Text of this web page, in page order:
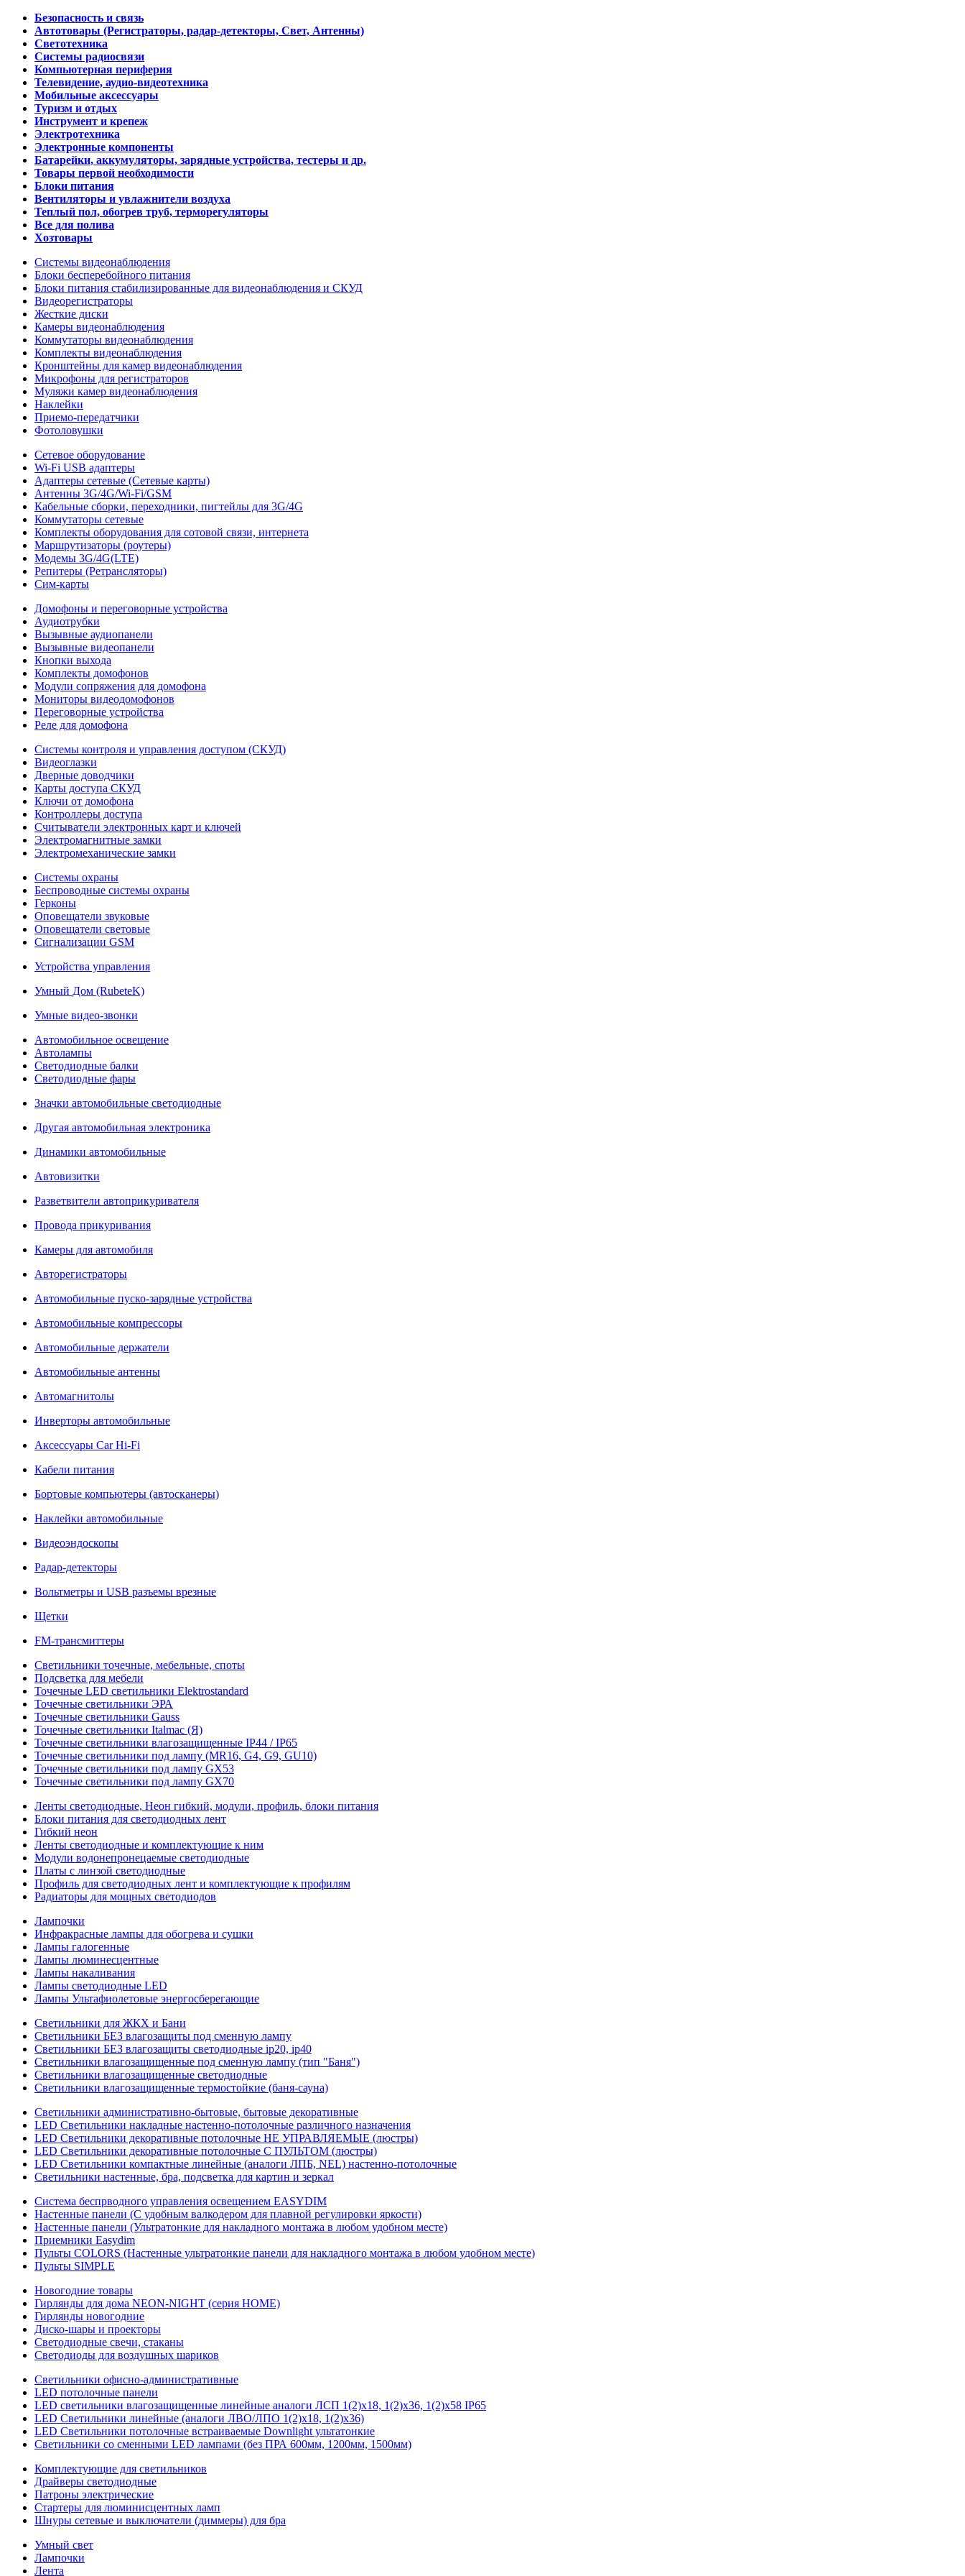
Безопасность и связь
Автотовары (Регистраторы, радар-детекторы, Свет, Антенны)
Светотехника
Системы радиосвязи
Компьютерная периферия
Телевидение, аудио-видеотехника
Мобильные аксессуары
Туризм и отдых
Инструмент и крепеж
Электротехника
Электронные компоненты
Батарейки, аккумуляторы, зарядные устройства, тестеры и др.
Товары первой необходимости
Блоки питания
Вентиляторы и увлажнители воздуха
Теплый пол, обогрев труб, терморегуляторы
Все для полива
Хозтовары
Системы видеонаблюдения
Блоки бесперебойного питания
Блоки питания стабилизированные для видеонаблюдения и СКУД
Видеорегистраторы
Жесткие диски
Камеры видеонаблюдения
Коммутаторы видеонаблюдения
Комплекты видеонаблюдения
Кронштейны для камер видеонаблюдения
Микрофоны для регистраторов
Муляжи камер видеонаблюдения
Наклейки
Приемо-передатчики
Фотоловушки
Сетевое оборудование
Wi-Fi USB адаптеры
Адаптеры сетевые (Сетевые карты)
Антенны 3G/4G/Wi-Fi/GSM
Кабельные сборки, переходники, пигтейлы для 3G/4G
Коммутаторы сетевые
Комплекты оборудования для сотовой связи, интернета
Маршрутизаторы (роутеры)
Модемы 3G/4G(LTE)
Репитеры (Ретрансляторы)
Сим-карты
Домофоны и переговорные устройства
Аудиотрубки
Вызывные аудиопанели
Вызывные видеопанели
Кнопки выхода
Комплекты домофонов
Модули сопряжения для домофона
Мониторы видеодомофонов
Переговорные устройства
Реле для домофона
Системы контроля и управления доступом (СКУД)
Видеоглазки
Дверные доводчики
Карты доступа СКУД
Ключи от домофона
Контроллеры доступа
Считыватели электронных карт и ключей
Электромагнитные замки
Электромеханические замки
Системы охраны
Беспроводные системы охраны
Герконы
Оповещатели звуковые
Оповещатели световые
Сигнализации GSM
Устройства управления
Умный Дом (RubeteK)
Умные видео-звонки
Автомобильное освещение
Автолампы
Светодиодные балки
Светодиодные фары
Значки автомобильные светодиодные
Другая автомобильная электроника
Динамики автомобильные
Автовизитки
Разветвители автоприкуривателя
Провода прикуривания
Камеры для автомобиля
Авторегистраторы
Автомобильные пуско-зарядные устройства
Автомобильные компрессоры
Автомобильные держатели
Автомобильные антенны
Автомагнитолы
Инверторы автомобильные
Аксессуары Car Hi-Fi
Кабели питания
Бортовые компьютеры (автосканеры)
Наклейки автомобильные
Видеоэндоскопы
Радар-детекторы
Вольтметры и USB разъемы врезные
Щетки
FM-трансмиттеры
Светильники точечные, мебельные, споты
Подсветка для мебели
Точечные LED светильники Elektrostandard
Точечные светильники ЭРА
Точечные светильники Gauss
Точечные светильники Italmac (Я)
Точечные светильники влагозащищенные IP44 / IP65
Точечные светильники под лампу (MR16, G4, G9, GU10)
Точечные светильники под лампу GX53
Точечные светильники под лампу GX70
Ленты светодиодные, Неон гибкий, модули, профиль, блоки питания
Блоки питания для светодиодных лент
Гибкий неон
Ленты светодиодные и комплектующие к ним
Модули водонепронецаемые светодиодные
Платы с линзой светодиодные
Профиль для светодиодных лент и комплектующие к профилям
Радиаторы для мощных светодиодов
Лампочки
Инфракрасные лампы для обогрева и сушки
Лампы галогенные
Лампы люминесцентные
Лампы накаливания
Лампы светодиодные LED
Лампы Ультафиолетовые энергосберегающие
Светильники для ЖКХ и Бани
Светильники БЕЗ влагозащиты под сменную лампу
Светильники БЕЗ влагозащиты светодиодные ip20, ip40
Светильники влагозащищенные под сменную лампу (тип "Баня")
Светильники влагозащищенные светодиодные
Светильники влагозащищенные термостойкие (баня-сауна)
Светильники административно-бытовые, бытовые декоративные
LED Cветильники накладные настенно-потолочные различного назначения
LED Светильники декоративные потолочные НЕ УПРАВЛЯЕМЫЕ (люстры)
LED Светильники декоративные потолочные С ПУЛЬТОМ (люстры)
LED Светильники компактные линейные (аналоги ЛПБ, NEL) настенно-потолочные
Светильники настенные, бра, подсветка для картин и зеркал
Система беспрводного управления освещением EASYDIM
Настенные панели (С удобным валкодером для плавной регулировки яркости)
Настенные панели (Ультратонкие для накладного монтажа в любом удобном месте)
Приемники Easydim
Пульты COLORS (Настенные ультратонкие панели для накладного монтажа в любом удобном месте)
Пульты SIMPLE
Новогодние товары
Гирлянды для дома NEON-NIGHT (серия HOME)
Гирлянды новогодние
Диско-шары и проекторы
Светодиодные свечи, стаканы
Светодиоды для воздушных шариков
Светильники офисно-административные
LED потолочные панели
LED светильники влагозащищенные линейные аналоги ЛСП 1(2)х18, 1(2)х36, 1(2)х58 IP65
LED Светильники линейные (аналоги ЛВО/ЛПО 1(2)х18, 1(2)х36)
LED Светильники потолочные встраиваемые Downlight ультатонкие
Светильники со сменными LED лампами (без ПРА 600мм, 1200мм, 1500мм)
Комплектующие для светильников
Драйверы светодиодные
Патроны электрические
Стартеры для люминисцентных ламп
Шнуры сетевые и выключатели (диммеры) для бра
Умный свет
Лампочки
Лента